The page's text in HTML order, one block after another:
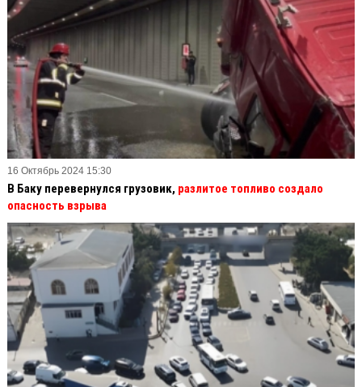
16 Октябрь 2024 15:30
В Баку перевернулся грузовик, разлитое топливо создало
опасность взрыва